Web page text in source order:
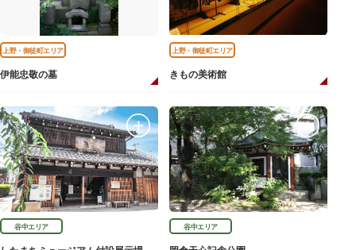
上野・御徒町エリア
伊能忠敬の墓
上野・御徒町エリア
きもの美術館
谷中エリア 谷中エリア